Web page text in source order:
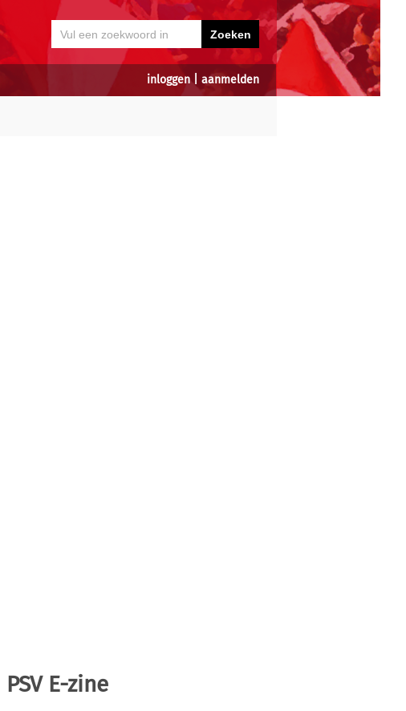
inloggen| aanmelden
PSV E-zine